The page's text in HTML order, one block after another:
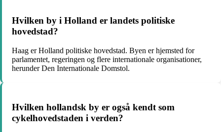
Hvilken by i Holland er landets politiske
hovedstad?
Haag er Holland politiske hovedstad. Byen er hjemsted for
parlamentet, regeringen og flere internationale organisationer,
herunder Den Internationale Domstol.
Hvilken hollandsk by er også kendt som
cykelhovedstaden i verden?